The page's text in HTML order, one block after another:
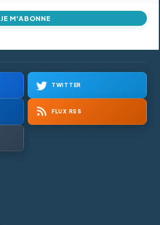
JE M'ABONNE
TWITTER
FLUX RSS